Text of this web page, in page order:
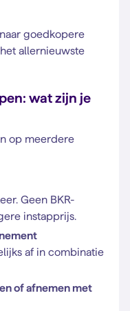
goedkopere
allernieuwste
wat zijn je
op meerdere
Geen BKR-
instapprijs.
af in combinatie
of afnemen met